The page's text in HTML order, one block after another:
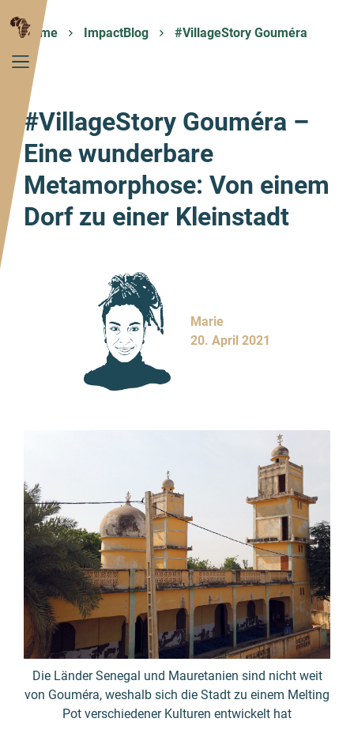
Home ImpactBlog #VillageStory Gouméra
#VillageStory Gouméra –
Eine wunderbare
Metamorphose: Von einem
Dorf zu einer Kleinstadt
Marie
20. April 2021
Die Länder Senegal und Mauretanien sind nicht weit
von Gouméra, weshalb sich die Stadt zu einem Melting
Pot verschiedener Kulturen entwickelt hat